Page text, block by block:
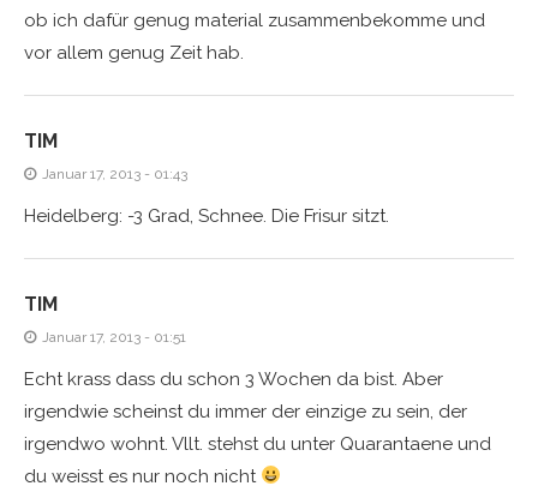
ob ich dafür genug material zusammenbekomme und
vor allem genug Zeit hab.
TIM
Januar 17, 2013 - 01:43
Heidelberg: -3 Grad, Schnee. Die Frisur sitzt.
TIM
Januar 17, 2013 - 01:51
Echt krass dass du schon 3 Wochen da bist. Aber
irgendwie scheinst du immer der einzige zu sein, der
irgendwo wohnt. Vllt. stehst du unter Quarantaene und
du weisst es nur noch nicht